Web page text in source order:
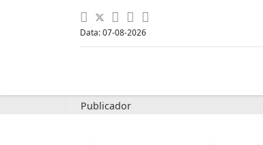
Data: 07-08-2026
Publicador